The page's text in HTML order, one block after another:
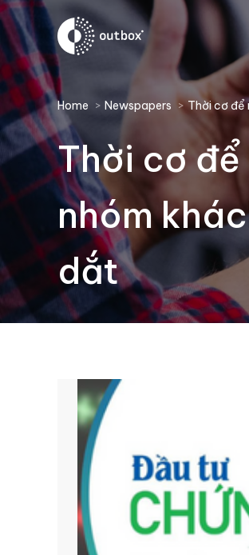
You are here:
Home Newspapers Thời cơ để
Thời cơ để
nhóm
dắt